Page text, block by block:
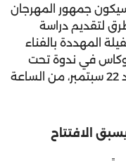
سيكون جمهور المهرجان
لتقديم دراسة
المهددة بالفناء
لوكاس في ندوة تحت
عنوان "مغامرة بعيدة" يوم الأحد 22 سبتمبر، من الساعة
الافتتاح